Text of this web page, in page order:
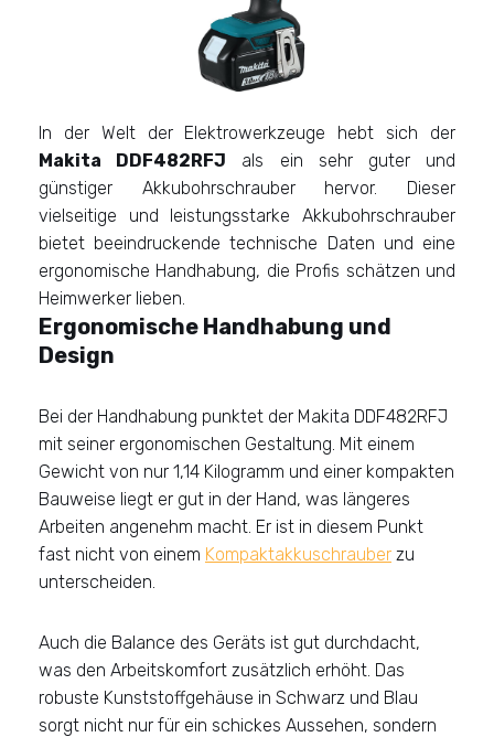
In der Welt der Elektrowerkzeuge hebt sich der
Makita DDF482RFJ als ein sehr guter und
günstiger Akkubohrschrauber hervor. Dieser
vielseitige und leistungsstarke Akkubohrschrauber
bietet beeindruckende technische Daten und eine
ergonomische Handhabung, die Profis schätzen und
Heimwerker lieben.
Ergonomische Handhabung und
Design
Bei der Handhabung punktet der Makita DDF482RFJ
mit seiner ergonomischen Gestaltung. Mit einem
Gewicht von nur 1,14 Kilogramm und einer kompakten
Bauweise liegt er gut in der Hand, was längeres
Arbeiten angenehm macht. Er ist in diesem Punkt
fast nicht von einem Kompaktakkuschrauber zu
unterscheiden.
Auch die Balance des Geräts ist gut durchdacht,
was den Arbeitskomfort zusätzlich erhöht. Das
robuste Kunststoffgehäuse in Schwarz und Blau
sorgt nicht nur für ein schickes Aussehen, sondern